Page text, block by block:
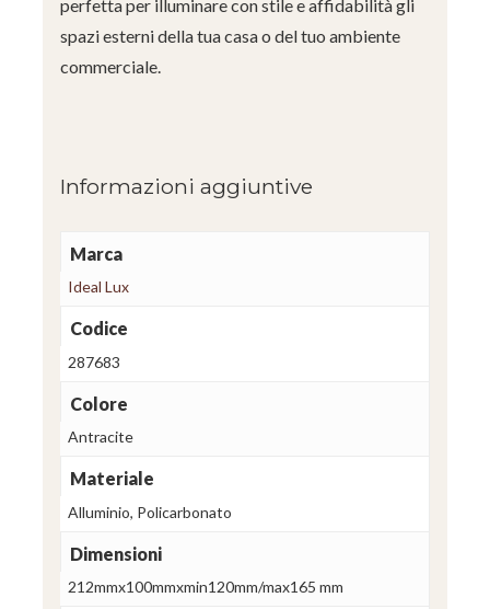
perfetta per illuminare con stile e affidabilità gli
spazi esterni della tua casa o del tuo ambiente
commerciale.
Informazioni aggiuntive
Marca
Ideal Lux
Codice
287683
Colore
Antracite
Materiale
Alluminio, Policarbonato
Dimensioni
212mmx100mmxmin120mm/max165 mm